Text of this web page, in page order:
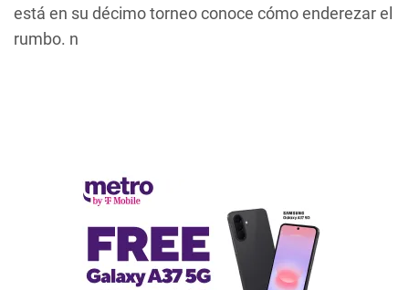
está en su décimo torneo conoce cómo enderezar el
rumbo. n